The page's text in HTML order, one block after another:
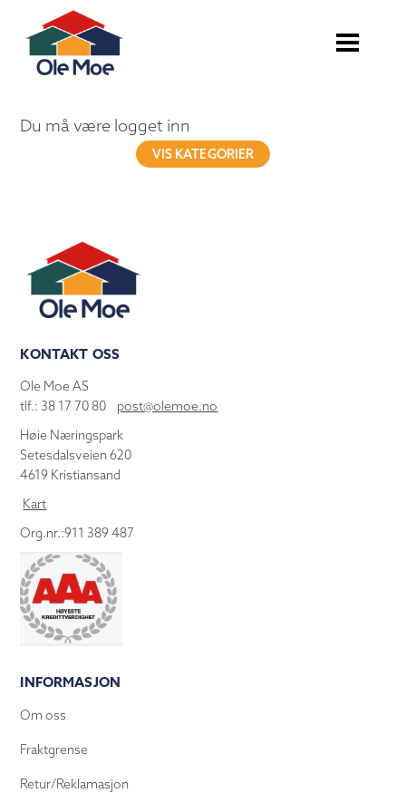
Du må være logget inn
VIS KATEGORIER
KONTAKT OSS
Ole Moe AS
tlf.: 38 17 70 80 post@olemoe.no
Høie Næringspark
Setesdalsveien 620
4619 Kristiansand
Kart
Org.nr.:911 389 487
INFORMASJON
Om oss
Fraktgrense
Retur/Reklamasjon